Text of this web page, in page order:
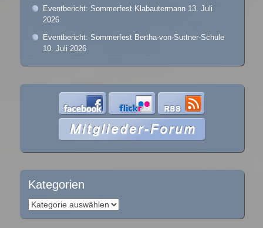
Eventbericht: Sommerfest Klabautermann 13. Juli
2026
Eventbericht: Sommerfest Bertha-von-Suttner-Schule
10. Juli 2026
Kategorien
Kategorien